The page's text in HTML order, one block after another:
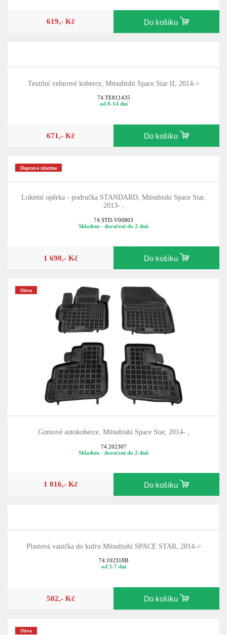
619,- Kč Do košíku
Textilní velurové koberce, Mitsubishi Space Star II, 2014->
74.TE811435
od 8-14 dní
671,- Kč Do košíku
Doprava zdarma
Loketní opěrka - područka STANDARD, Mitsubishi Space Star,
2013- ,
74.STD-V00863
Skladem - doručení do 2 dnů
1 690,- Kč Do košíku
Sleva
Gumové autokoberce, Mitsubishi Space Star, 2014- ,
74.202307
Skladem - doručení do 2 dnů
1 016,- Kč Do košíku
Plastová vanička do kufru Mitsubishi SPACE STAR, 2014->
74.102318B
od 3-7 dní
502,- Kč Do košíku
Sleva